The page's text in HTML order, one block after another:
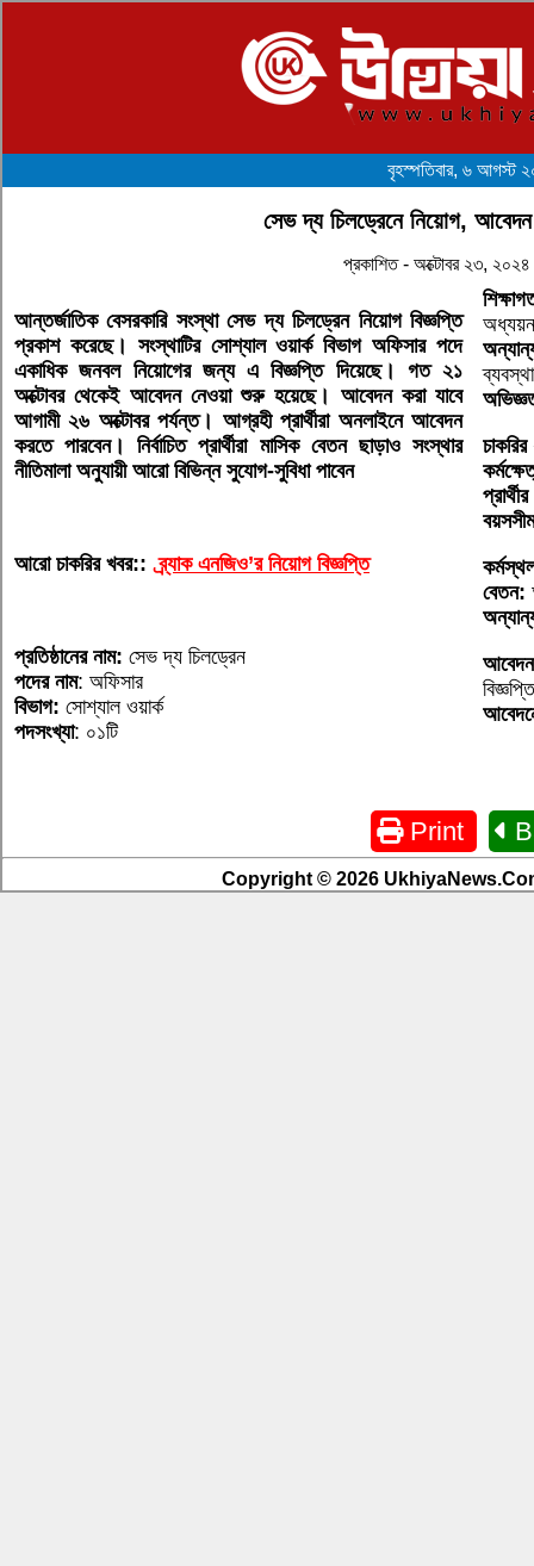
বৃহস্পতিবার, ৬ আগস্ট
সেভ দ্য চিলড্রেনে নিয়োগ,
প্রকাশিত - অক্টোবর ২৩,
আন্তর্জাতিক বেসরকারি সংস্থা সেভ দ্য চিলড্রেন নিয়োগ বিজ্ঞপ্তি
প্রকাশ করেছে। সংস্থাটির সোশ্যাল ওয়ার্ক বিভাগ অফিসার পদে
একাধিক জনবল নিয়োগের জন্য এ বিজ্ঞপ্তি দিয়েছে। গত ২১
অক্টোবর থেকেই আবেদন নেওয়া শুরু হয়েছে। আবেদন করা যাবে
আগামী ২৬ অক্টোবর পর্যন্ত। আগ্রহী প্রার্থীরা অনলাইনে আবেদন
করতে পারবেন। নির্বাচিত প্রার্থীরা মাসিক বেতন ছাড়াও সংস্থার
নীতিমালা অনুযায়ী আরো বিভিন্ন সুযোগ-সুবিধা পাবেন
আরো চাকরির খবর::ব্র্যাক এনজিও’র নিয়োগ বিজ্ঞপ্তি
প্রতিষ্ঠানের নাম: সেভ দ্য চিলড্রেন
পদের নাম: অফিসার
বিভাগ: সোশ্যাল ওয়ার্ক
পদসংখ্যা: ০১টি
অধ্যয়ন
বেতন:
Print
Copyright © 2026